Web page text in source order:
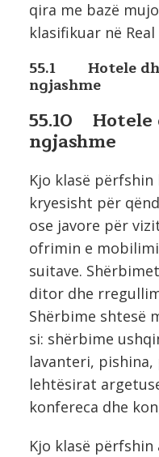
qira me bazë
klasifikuar në
55.1 Hotele
ngjashme
55.10
ngjashme
Kjo klasë
kryesisht për
ose javore për
ofrimin e
suitave.
ditor dhe
Shërbime shtesë
si: shërbime
lavanteri,
lehtësirat
konfereca dhe
Kjo klasë